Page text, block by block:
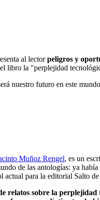
al lectorpeligros y
libro la "perplejidad
nuestro futuro en este
Muñoz Rengel, es un
de las antologías: ya
actual para la editorial Salto
relatos sobre la perplejidad